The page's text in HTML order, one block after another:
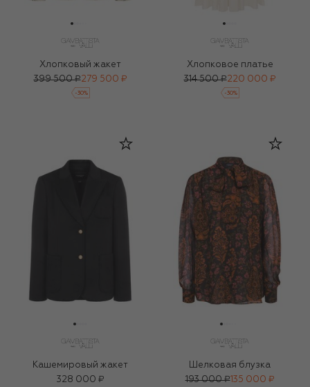
Хлопковый жакет
399 500 ₽279 500 ₽
-30%
Хлопковое платье
314 500 ₽220 000 ₽
-30%
Кашемировый жакет
328 000 ₽
Шелковая блузка
193 000 ₽135 000 ₽